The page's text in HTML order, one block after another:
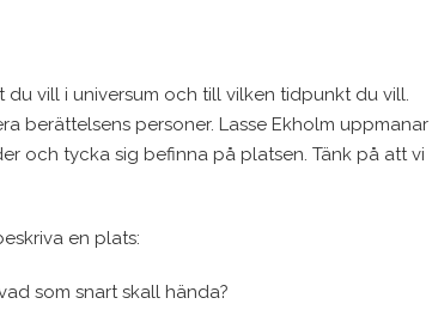
vill i universum och till vilken tidpunkt du vill.
berättelsens personer. Lasse Ekholm uppmanar
och tycka sig befinna på platsen. Tänk på att vi
en plats:
som snart skall hända?